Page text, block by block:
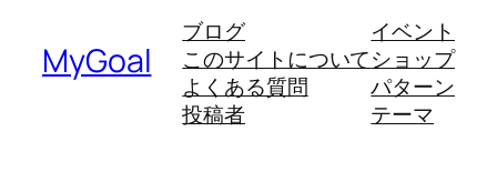
MyGoal
ブログ
このサイトについて
よくある質問
投稿者
イベント
ショップ
パターン
テーマ